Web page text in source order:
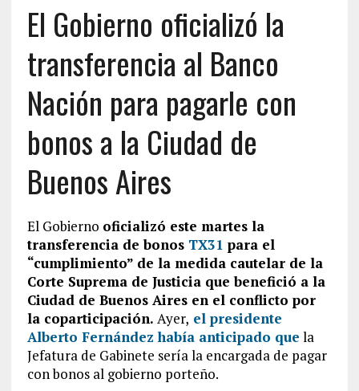
El Gobierno oficializó la
transferencia al Banco
Nación para pagarle con
bonos a la Ciudad de
Buenos Aires
El Gobierno oficializó este martes la
transferencia de bonos TX31 para el
“cumplimiento” de la medida cautelar de la
Corte Suprema de Justicia que benefició a la
Ciudad de Buenos Aires en el conflicto por
la coparticipación. Ayer, el presidente
Alberto Fernández había anticipado que la
Jefatura de Gabinete sería la encargada de pagar
con bonos al gobierno porteño.